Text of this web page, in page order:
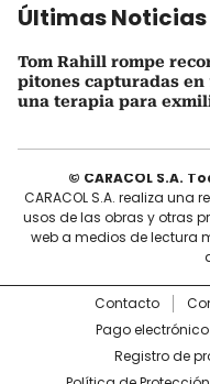
Últimas Noticias
Tom Rahill rompe
pitones capturadas en
una terapia para
© CARACOL S.A.
CARACOL S.A. realiza una
usos de las obras y otras
web a medios de lectura
Contacto
Pago
Registro de